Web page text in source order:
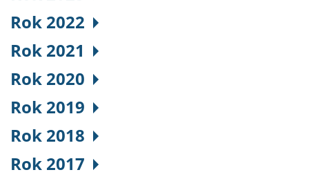
Rok 2022
Rok 2021
Rok 2020
Rok 2019
Rok 2018
Rok 2017